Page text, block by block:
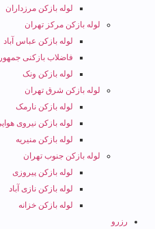
لوله بازکن مرزداران
لوله بازکن مرکز تهران
لوله بازکن عباس آباد
فاضلاب بازکنی جمهوری
لوله بازکن ونک
لوله بازکن شرق تهران
لوله بازکن نارمک
لوله بازکن نیروی هوایی
لوله بازکن منیریه
لوله بازکن جنوب تهران
لوله بازکن پیروزی
لوله بازکن نازی آباد
لوله بازکن خزانه
رزرو